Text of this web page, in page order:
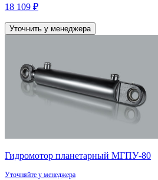
18 109 ₽
Уточнить у менеджера
Гидромотор планетарный МГПУ-80
Уточняйте у менеджера